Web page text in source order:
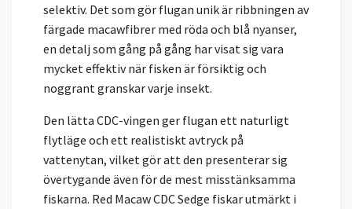
selektiv. Det som gör flugan unik är ribbningen av
färgade macawfibrer med röda och blå nyanser,
en detalj som gång på gång har visat sig vara
mycket effektiv när fisken är försiktig och
noggrant granskar varje insekt.
Den lätta CDC-vingen ger flugan ett naturligt
flytläge och ett realistiskt avtryck på
vattenytan, vilket gör att den presenterar sig
övertygande även för de mest misstänksamma
fiskarna. Red Macaw CDC Sedge fiskar utmärkt i